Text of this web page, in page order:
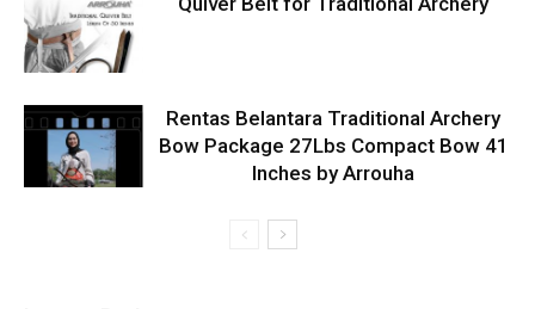
Rentas Belantara Traditional Archery
Bow Package 27Lbs Compact Bow 41
Inches by Arrouha